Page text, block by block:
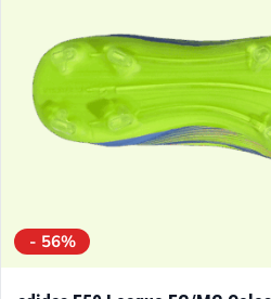
- 56%